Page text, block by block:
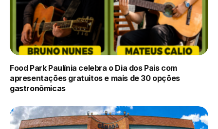
Food Park Paulínia celebra o Dia dos Pais com
apresentações gratuitos e mais de 30 opções
gastronômicas